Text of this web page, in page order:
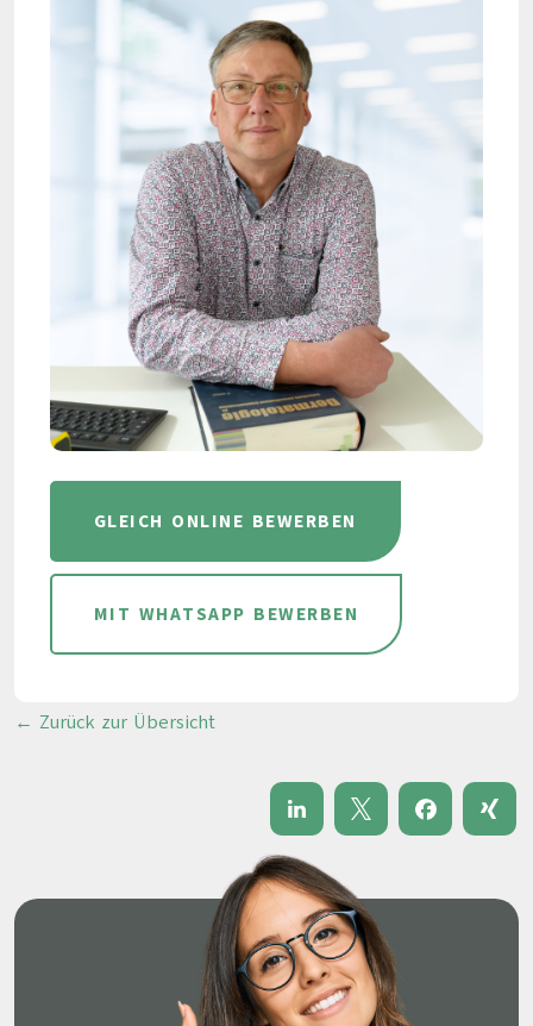
GLEICH ONLINE BEWERBEN
MIT WHATSAPP BEWERBEN
← Zurück zur Übersicht